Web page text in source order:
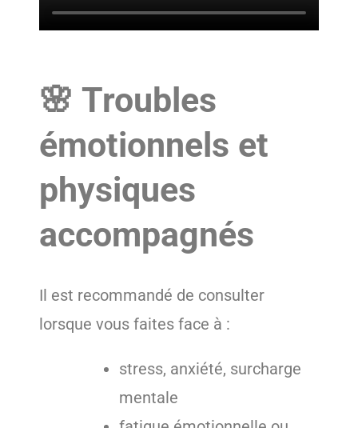
🌸 Troubles
émotionnels et
physiques
accompagnés
Il est recommandé de consulter
lorsque vous faites face à :
stress, anxiété, surcharge
mentale